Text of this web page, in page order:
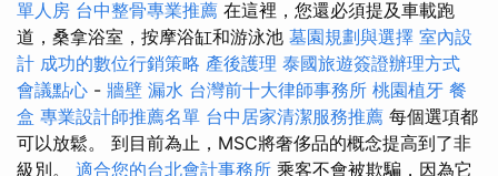
單人房 台中整骨專業推薦 在這裡，您還必須提及車載跑
道，桑拿浴室，按摩浴缸和游泳池 墓園規劃與選擇 室內設
計 成功的數位行銷策略 產後護理 泰國旅遊簽證辦理方式
會議點心 - 牆壁 漏水 台灣前十大律師事務所 桃園植牙 餐
盒 專業設計師推薦名單 台中居家清潔服務推薦 每個選項都
可以放鬆。 到目前為止，MSC將奢侈品的概念提高到了非
級別。 適合您的台北會計事務所 乘客不會被欺騙，因為它